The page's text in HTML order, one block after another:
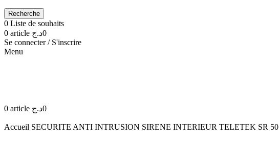
Recherche
0 Liste de souhaits
0 article 0د.ج
Se connecter / S'inscrire
Menu
0 article 0د.ج
Accueil SECURITE ANTI INTRUSION SIRENE INTERIEUR TELETEK SR 50